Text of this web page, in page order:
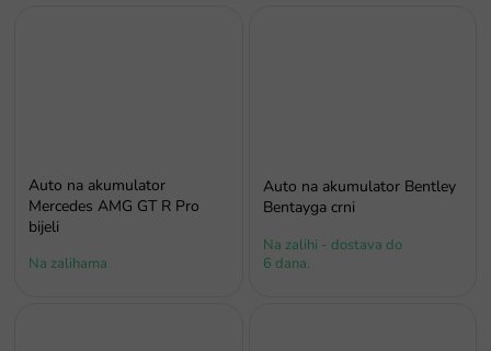
Auto na akumulator
Mercedes AMG GT R Pro
bijeli
Na zalihama
Auto na akumulator Bentley
Bentayga crni
Na zalihi - dostava do
6 dana.